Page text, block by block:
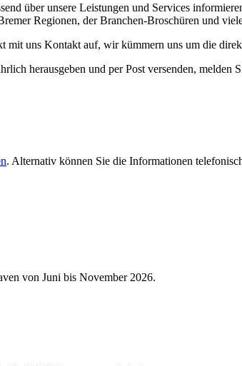
über unsere Leistungen und Services
Regionen, der Branchen-Broschüren und
mit uns Kontakt auf, wir kümmern uns um die
herausgeben und per Post versenden, melden
. Alternativ können Sie die Informationen
von Juni bis November 2026.